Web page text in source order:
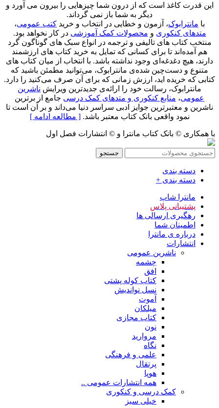
این قدرت کاغذ است که از درون شما چیزهایی را بیرون می آورد و
دیگر به شما باز نمی گرداند.
با مانترابوک، آزمون و خطایی در انتخاب و خرید کتب عمومی،
متدهای کنکوری و محصولات کمک آموزشی در کار نخواهد بود.
منتخب کتاب‌ های تالیفی و ترجمه در انواع سبک های گوناگون گرد
هم آمده‌اند تا برای کسانی که تمایل به خرید کتاب های ارزشمند
دارند، هیچ دغدغه‌ای وجود نداشته باشد. با انتخاب از میان کتاب های
متنوع و دست‌چین شده‌ی مانترابوک، می‌توانید مطمئن باشید که
کتابی که خریده اید، ارزش زمانی که برای آن صرف می‌کنید را دارد.
مانترابوک، رسالت خود را ارائه‌ی جدیدترین ویرایش ناشرین
عمومی، منابع کنکوری و متدهای کمک درسی جامع از برترین
ناشرین و معتبرترین جوایز ادبی سراسر دنیا می‌داند و بر آن است تا
نمود واقعی بانک کتاب معتبر باشد.[ مطالعه ادامه ]
با همکاری © بانک کتاب مانترا و © انتشارات فصل اول
جستجو
دسته بندی
دسته بندی +
مانترا شاپ
پشتیبانی پلاس
رهگیری ارسالی ها
اطمینان شما
درباره ی مانترا
انتشارات
ناشرین عمومی
چشمه
افق
کتاب کوله پشتی
نسل نواندیش
آموت
میلکان
کتاب مجازی
نون
مروارید
نگاه
علمی و فرهنگی
پرتقال
هوپا
همه انتشارات عمومی ..
کمک درسی و کنکوری
خیلی سبز